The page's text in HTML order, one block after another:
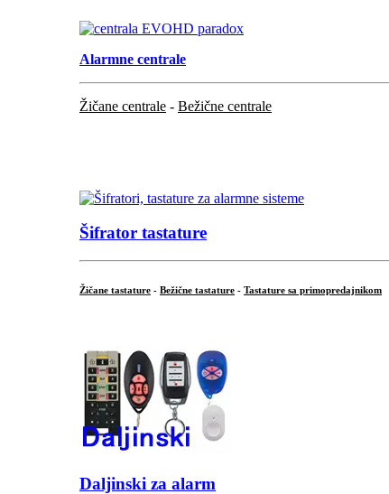
Alarmne centrale
Žičane centrale - Bežične centrale
Šifrator tastature
Žičane tastature - Bežične tastature - Tastature sa primopredajnikom
Daljinski za alarm